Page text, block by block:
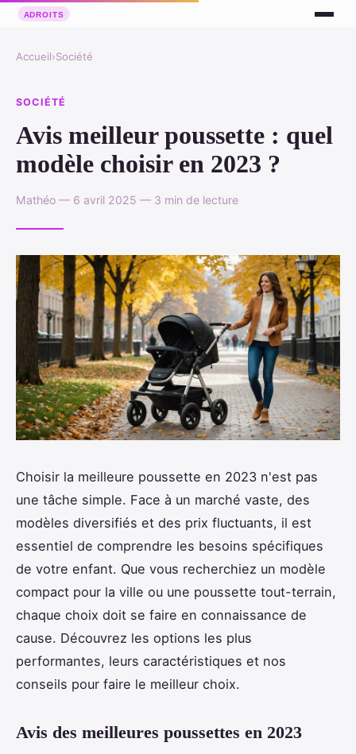
Accueil›Société
SOCIÉTÉ
Avis meilleur poussette : quel
modèle choisir en 2023 ?
Mathéo — 6 avril 2025 — 3 min de lecture
Choisir la meilleure poussette en 2023 n'est pas
une tâche simple. Face à un marché vaste, des
modèles diversifiés et des prix fluctuants, il est
essentiel de comprendre les besoins spécifiques
de votre enfant. Que vous recherchiez un modèle
compact pour la ville ou une poussette tout-terrain,
chaque choix doit se faire en connaissance de
cause. Découvrez les options les plus
performantes, leurs caractéristiques et nos
conseils pour faire le meilleur choix.
Avis des meilleures poussettes en 2023